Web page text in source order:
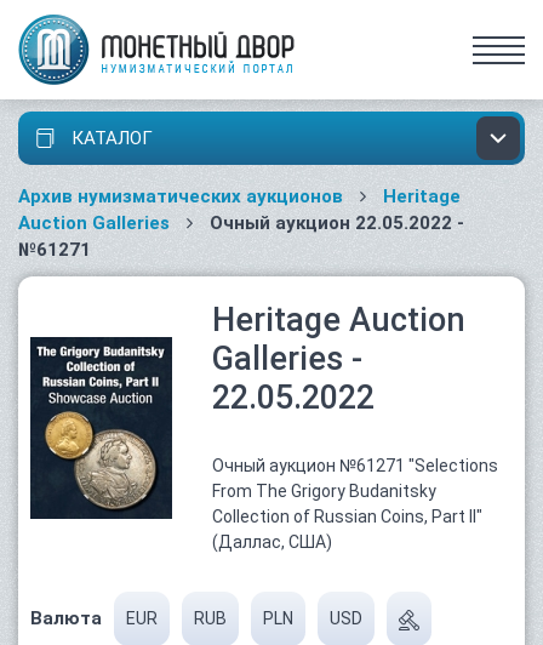
КАТАЛОГ
Архив нумизматических аукционов
Heritage
Auction Galleries
Очный аукцион 22.05.2022 -
№61271
Heritage Auction
Galleries -
22.05.2022
Очный аукцион №61271 "Selections
From The Grigory Budanitsky
Collection of Russian Coins, Part II"
(Даллас, США)
Валюта EUR RUB PLN USD